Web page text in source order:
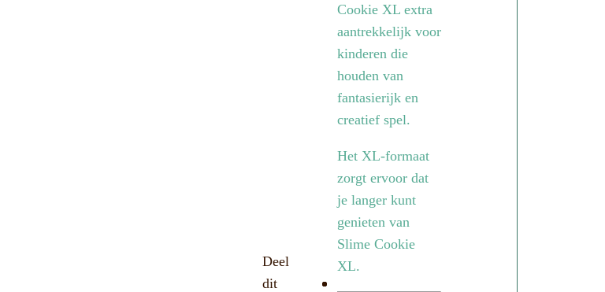
Deel
dit
Cookie XL extra
aantrekkelijk voor
kinderen die
houden van
fantasierijk en
creatief spel.
Het XL-formaat
zorgt ervoor dat
je langer kunt
genieten van
Slime Cookie
XL.